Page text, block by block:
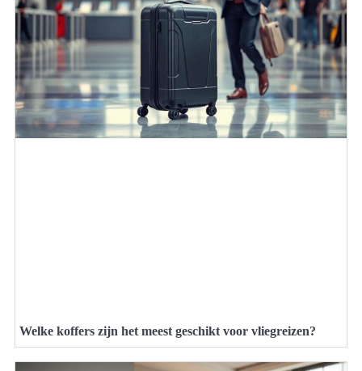
Welke koffers zijn het meest geschikt voor vliegreizen?